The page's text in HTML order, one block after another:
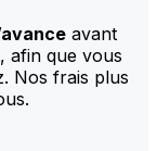
avant
afin que vous
Nos frais plus